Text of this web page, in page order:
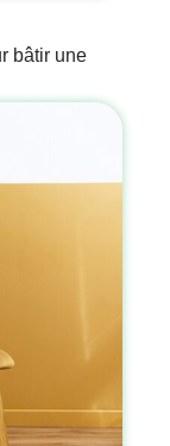
bâtir une